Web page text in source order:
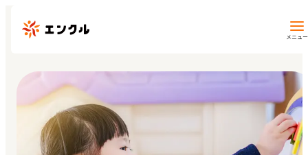
メニュー
保育園・幼稚園を探す
地図から探す